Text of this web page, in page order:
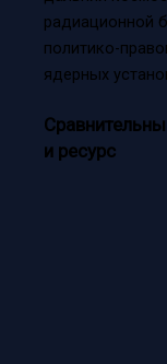
радиационной
политико-
ядерных
и ресурс